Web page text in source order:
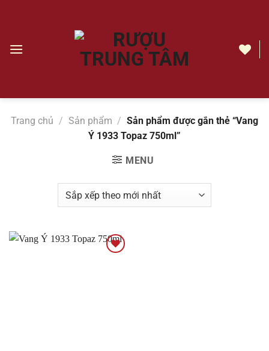
dungVang
750ml
Trang chủ / Sản phẩm / Sản phẩm được gắn thẻ “Vang
Ý 1933 Topaz 750ml”
MENU